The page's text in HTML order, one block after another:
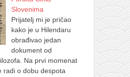
Slovenima
Prijatelj mi je pričao
kako je u Hilendaru
obrađivao jedan
dokument od
Na prvi momenat
radi o dobu despota